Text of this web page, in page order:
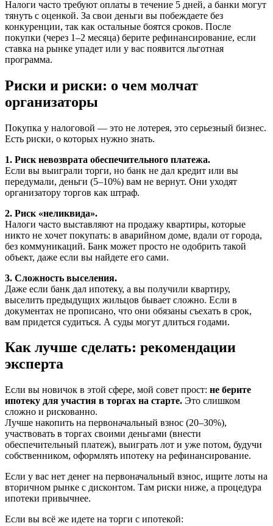
Налоги часто требуют оплаты в течение 5 дней, а банки могут
тянуть с оценкой. За свои деньги вы побеждаете без
конкуренции, так как остальные боятся сроков. После
покупки (через 1–2 месяца) берите рефинансирование, если
ставка на рынке упадет или у вас появится льготная
программа.
Риски и риски: о чем молчат
организаторы
Покупка у налоговой — это не лотерея, это серьезный бизнес.
Есть риски, о которых нужно знать.
1. Риск невозврата обеспечительного платежа.
Если вы выиграли торги, но банк не дал кредит или вы
передумали, деньги (5–10%) вам не вернут. Они уходят
организатору торгов как штраф.
2. Риск «неликвида».
Налоги часто выставляют на продажу квартиры, которые
никто не хочет покупать: в аварийном доме, вдали от города,
без коммуникаций. Банк может просто не одобрить такой
объект, даже если вы найдете его сами.
3. Сложность выселения.
Даже если банк дал ипотеку, а вы получили квартиру,
выселить предыдущих жильцов бывает сложно. Если в
документах не прописано, что они обязаны съехать в срок,
вам придется судиться. А суды могут длиться годами.
Как лучше сделать: рекомендации
эксперта
Если вы новичок в этой сфере, мой совет прост: не берите
ипотеку для участия в торгах на старте. Это слишком
сложно и рискованно.
Лучше накопить на первоначальный взнос (20–30%),
участвовать в торгах своими деньгами (внести
обеспечительный платеж), выиграть лот и уже потом, будучи
собственником, оформлять ипотеку на рефинансирование.
Если у вас нет денег на первоначальный взнос, ищите лоты на
вторичном рынке с дисконтом. Там риски ниже, а процедура
ипотеки привычнее.
Если вы всё же идете на торги с ипотекой: